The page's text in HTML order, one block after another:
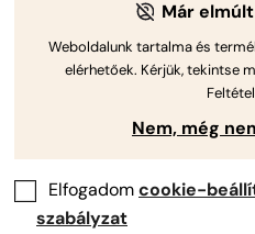
Már
Weboldalunk tartalma és
elérhetőek. Kérjük, tekintse
Nem, még
Elfogadomcookie-
szabályzat